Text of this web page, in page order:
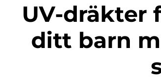
UV-dräkter för barn – Skydda
ditt barn